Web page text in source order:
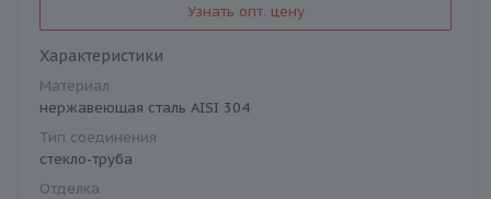
Узнать опт. цену
Характеристики
Материал
нержавеющая сталь AISI 304
Тип соединения
стекло-труба
Отделка